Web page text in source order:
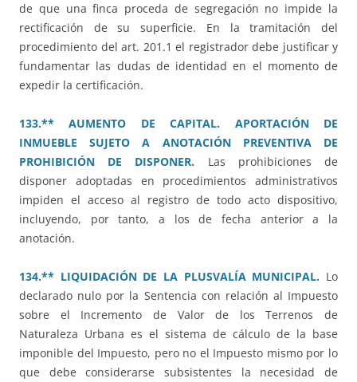
de que una finca proceda de segregación no impide la
rectificación de su superficie. En la tramitación del
procedimiento del art. 201.1 el registrador debe justificar y
fundamentar las dudas de identidad en el momento de
expedir la certificación.
133.** AUMENTO DE CAPITAL. APORTACIÓN DE
INMUEBLE SUJETO A ANOTACIÓN PREVENTIVA DE
PROHIBICIÓN DE DISPONER. Las prohibiciones de
disponer adoptadas en procedimientos administrativos
impiden el acceso al registro de todo acto dispositivo,
incluyendo, por tanto, a los de fecha anterior a la
anotación.
134.** LIQUIDACIÓN DE LA PLUSVALÍA MUNICIPAL. Lo
declarado nulo por la Sentencia con relación al Impuesto
sobre el Incremento de Valor de los Terrenos de
Naturaleza Urbana es el sistema de cálculo de la base
imponible del Impuesto, pero no el Impuesto mismo por lo
que debe considerarse subsistentes la necesidad de